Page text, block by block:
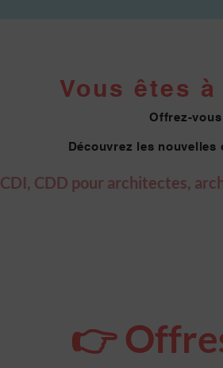
Vous êtes
Offrez-
Découvrez les
CDI, CDD pour architectes,
👉